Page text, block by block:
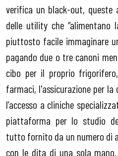
verifica un black-out, queste
delle utility che “alimentano
piuttosto facile immaginare
pagando due o tre canoni
cibo per il proprio
farmaci, l'assicurazione per
l’accesso a cliniche
piattaforma per lo studio
tutto fornito da un numero di
con le dita di una sola